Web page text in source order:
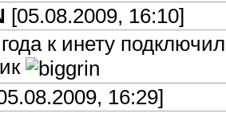
[05.08.2009, 16:10]
к инету
16:29]